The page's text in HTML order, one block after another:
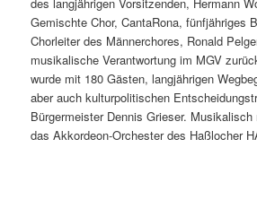
Gemischte Chor, CantaRona, fünfjähriges
Chorleiter des Männerchores, Ronald
musikalische Verantwortung im MGV
wurde mit 180 Gästen, langjährigen
aber auch kulturpolitischen
Bürgermeister Dennis Grieser.
das Akkordeon-Orchester des Haßlocher